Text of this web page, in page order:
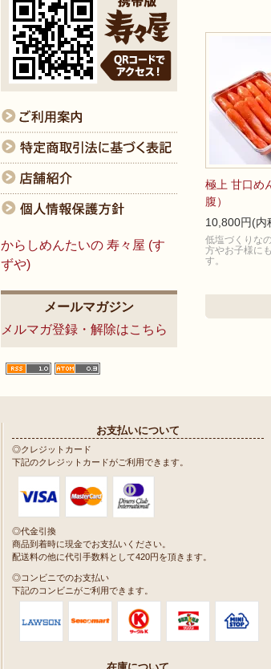
極上 甘口め
腹）
10,800円(内
低塩づくりな
方やお子様に
す。
からしめんたいの 寿々屋 (す
ずや)
メールマガジン
メルマガ登録・解除はこちら
お支払いについて
◎クレジットカード
下記のクレジットカードがご利用できます。
◎代金引換
商品到着時に現金でお支払いください。
配送料の他に代引手数料として420円を頂きます。
◎コンビニでのお支払い
下記のコンビニがご利用できます。